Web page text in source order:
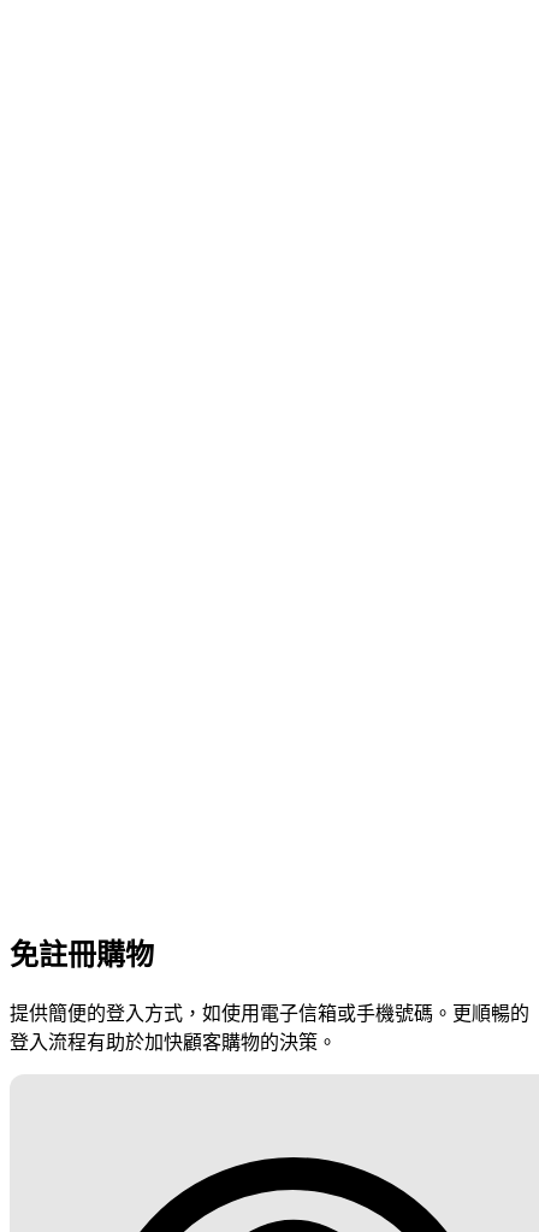
免註冊購物
提供簡便的登入方式，如使用電子信箱或手機號碼。更順暢的
登入流程有助於加快顧客購物的決策。